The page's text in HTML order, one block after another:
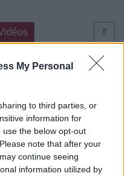
My Personal
to third parties, or
information for
the below opt-out
note that after your
continue seeing
information utilized by
⇑
Fort »
Concert/Live